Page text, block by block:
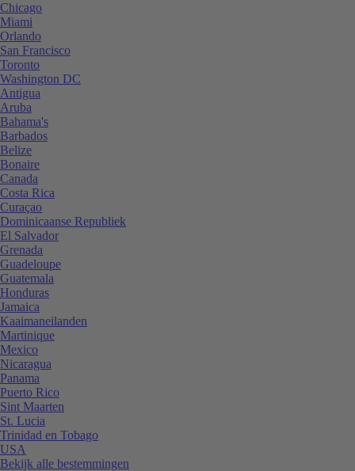
Chicago
Miami
Orlando
San Francisco
Toronto
Washington DC
Antigua
Aruba
Bahama's
Barbados
Belize
Bonaire
Canada
Costa Rica
Curaçao
Dominicaanse Republiek
El Salvador
Grenada
Guadeloupe
Guatemala
Honduras
Jamaica
Kaaimaneilanden
Martinique
Mexico
Nicaragua
Panama
Puerto Rico
Sint Maarten
St. Lucia
Trinidad en Tobago
USA
Bekijk alle bestemmingen